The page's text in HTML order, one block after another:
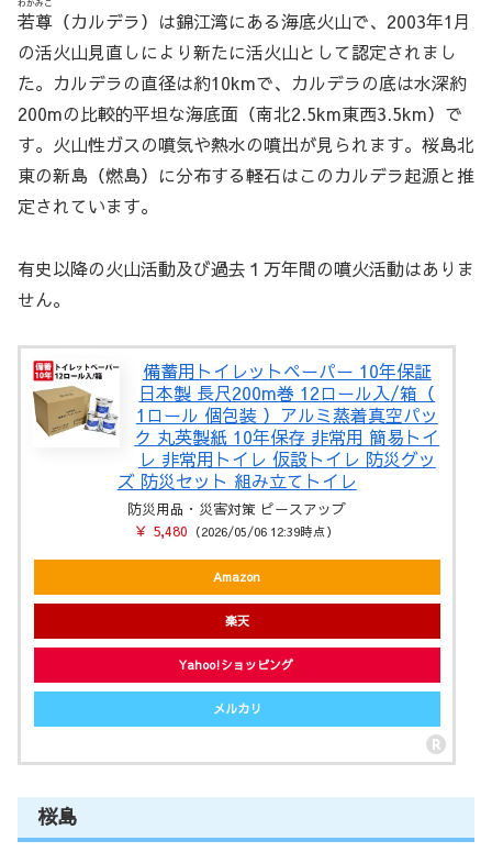
若尊
わかみこ
（カルデラ）は錦江湾にある海底火山で、2003年1月
の活火山見直しにより新たに活火山として認定されまし
た。カルデラの直径は約10kmで、カルデラの底は水深約
200mの比較的平坦な海底面（南北2.5km東西3.5km）で
す。火山性ガスの噴気や熱水の噴出が見られます。桜島北
東の新島（燃島）に分布する軽石はこのカルデラ起源と推
定されています。
有史以降の火山活動及び過去１万年間の噴火活動はありま
せん。
備蓄用トイレットペーパー 10年保証
日本製 長尺200m巻 12ロール入/箱（
1ロール 個包装 ）アルミ蒸着真空パッ
ク 丸英製紙 10年保存 非常用 簡易トイ
レ 非常用トイレ 仮設トイレ 防災グッ
ズ 防災セット 組み立てトイレ
防災用品・災害対策 ピースアップ
￥ 5,480 （2026/05/06 12:39時点）
Amazon
楽天
Yahoo!ショッピング
メルカリ
桜島